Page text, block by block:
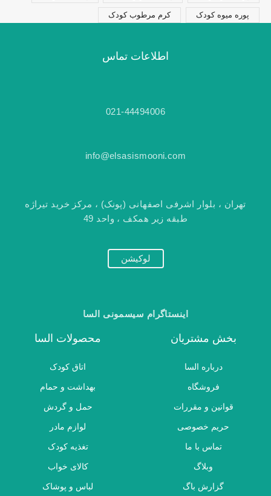
پوره میوه کودک کرم مرطوب کودک
اطلاعات تماس
021-44494006
info@elsasismooni.com
تهران ، بلوار اشرفی اصفهانی (پونک) ، مرکز خرید تیراژه
طبقه زیر همکف ، واحد 49
لوکیشن
اینستاگرام سیسمونی السا
بخش مشتریان
درباره السا
فروشگاه
قوانین و مقررات
حریم خصوصی
تماس با ما
وبلاگ
گزارش باگ
محصولات السا
اتاق کودک
بهداشت و حمام
حمل و گردش
لوازم مادر
تغذیه کودک
کالای خواب
لباس و پوشاک